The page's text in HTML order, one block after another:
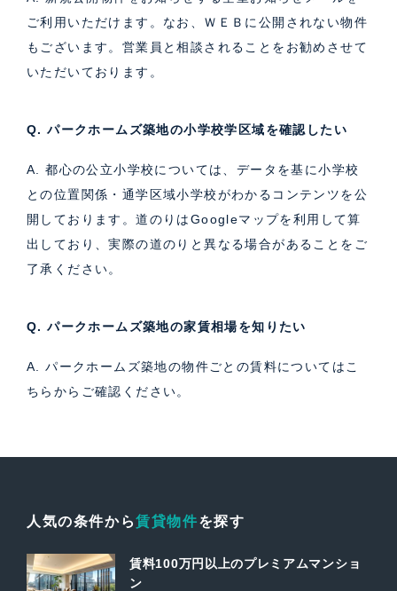
ご利用いただけます。なお、ＷＥＢに公開されない物件
もございます。営業員と相談されることをお勧めさせて
いただいております。
Q. パークホームズ築地の小学校学区域を確認したい
A. 都心の公立小学校については、データを基に小学校
との位置関係・通学区域小学校がわかるコンテンツを公
開しております。道のりはGoogleマップを利用して算
出しており、実際の道のりと異なる場合があることをご
了承ください。
Q. パークホームズ築地の家賃相場を知りたい
A. パークホームズ築地の物件ごとの賃料については こ
ちら からご確認ください。
人気の条件から賃貸物件を探す
賃料100万円以上のプレミアムマンショ
ン